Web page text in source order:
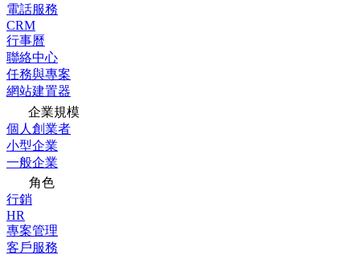
電話服務
CRM
行事曆
聯絡中心
任務與專案
網站建置器
企業規模
個人創業者
小型企業
一般企業
角色
行銷
HR
專案管理
客戶服務